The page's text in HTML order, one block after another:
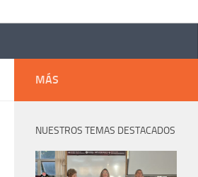
MÁS
NUESTROS TEMAS DESTACADOS